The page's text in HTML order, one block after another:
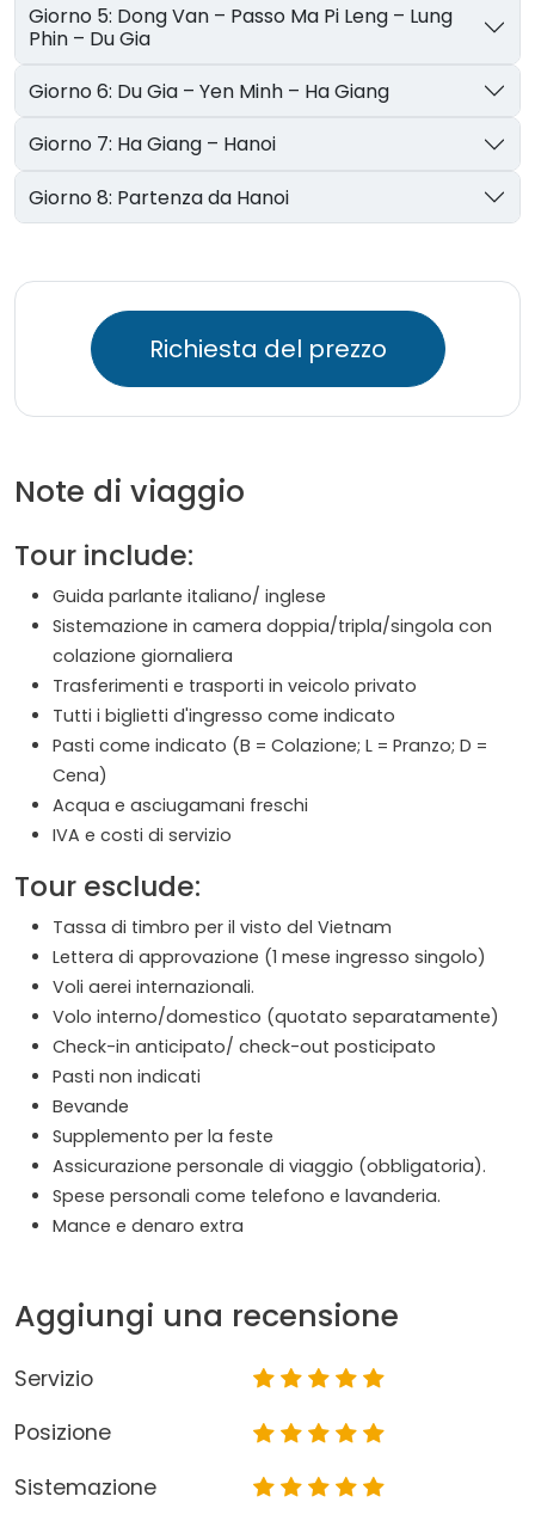
Giorno 5: Dong Van – Passo Ma Pi Leng – Lung
Phin – Du Gia
Giorno 6: Du Gia – Yen Minh – Ha Giang
Giorno 7: Ha Giang – Hanoi
Giorno 8: Partenza da Hanoi
Richiesta del prezzo
Note di viaggio
Tour include:
Guida parlante italiano/ inglese
Sistemazione in camera doppia/tripla/singola con
colazione giornaliera
Trasferimenti e trasporti in veicolo privato
Tutti i biglietti d'ingresso come indicato
Pasti come indicato (B = Colazione; L = Pranzo; D =
Cena)
Acqua e asciugamani freschi
IVA e costi di servizio
Tour esclude:
Tassa di timbro per il visto del Vietnam
Lettera di approvazione (1 mese ingresso singolo)
Voli aerei internazionali.
Volo interno/domestico (quotato separatamente)
Check-in anticipato/ check-out posticipato
Pasti non indicati
Bevande
Supplemento per la feste
Assicurazione personale di viaggio (obbligatoria).
Spese personali come telefono e lavanderia.
Mance e denaro extra
Aggiungi una recensione
Servizio
Posizione
Sistemazione